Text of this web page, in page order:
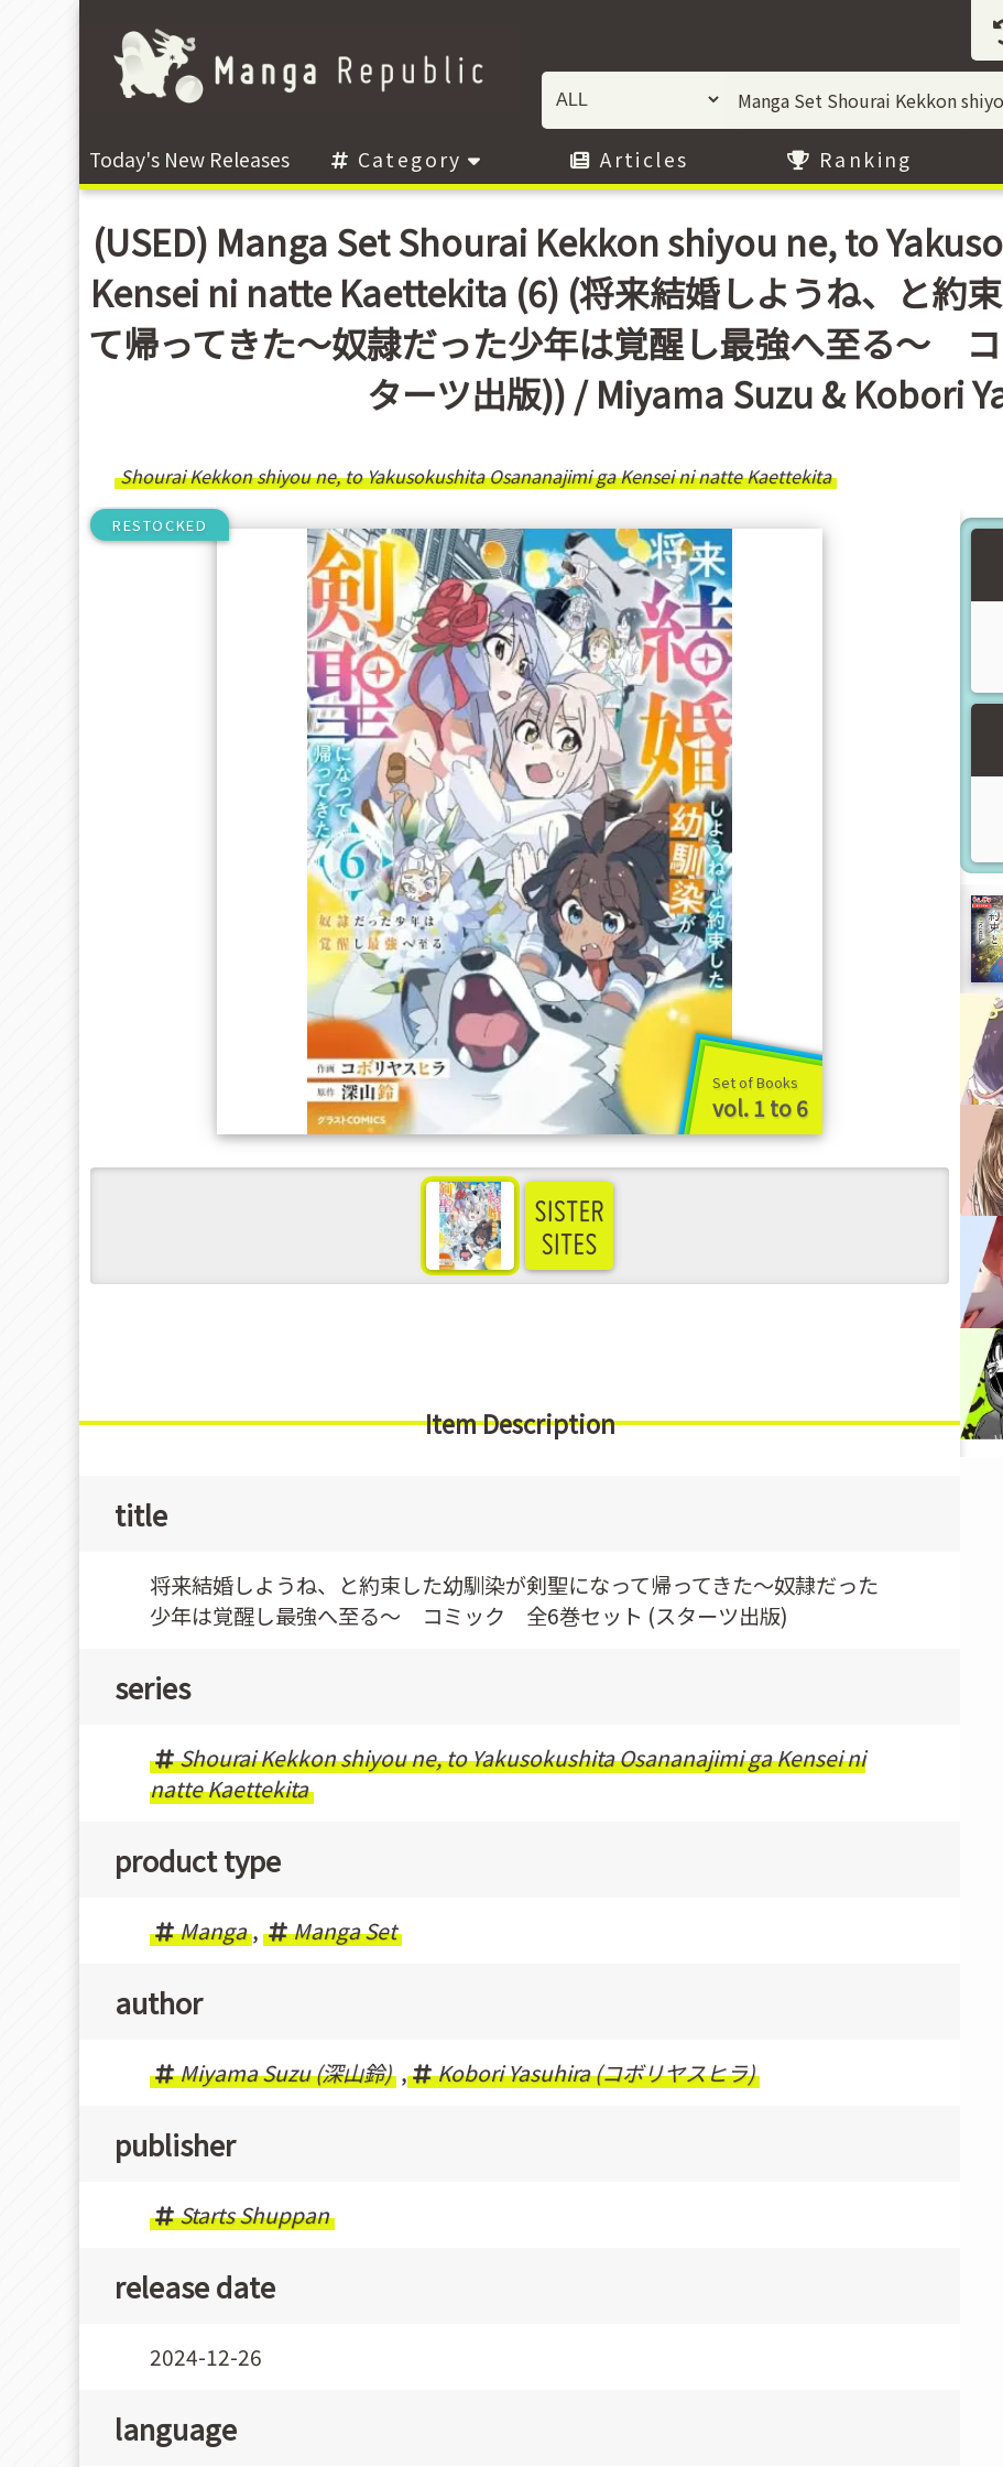
Today's New Releases Category Articles Ranking
(USED) Manga Set Shourai Kekkon shiyou ne, to
Kensei ni natte Kaettekita (6) (将来結婚しようね、と約
て帰ってきた～奴隷だった少年は覚醒し最強へ至る～
ターツ出版)) / Miyama Suzu & Kobori
Shourai Kekkon shiyou ne, to Yakusokushita Osananajimi ga Kensei ni natte Kaettekita
RESTOCKED
Set of Books
vol. 1 to 6
see more
Item Description
title
将来結婚しようね、と約束した幼馴染が剣聖になって帰ってきた～奴隷だった
少年は覚醒し最強へ至る～ コミック 全6巻セット (スターツ出版)
series
Shourai Kekkon shiyou ne, to Yakusokushita Osananajimi ga Kensei ni
natte Kaettekita
product type
Manga , Manga Set
author
Miyama Suzu (深山鈴) , Kobori Yasuhira (コボリヤスヒラ)
publisher
Starts Shuppan
release date
2024-12-26
language